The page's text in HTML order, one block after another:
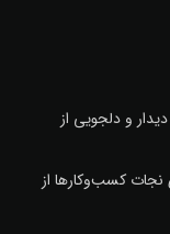
و دلجویی از
نجات کسب‌وکارها از